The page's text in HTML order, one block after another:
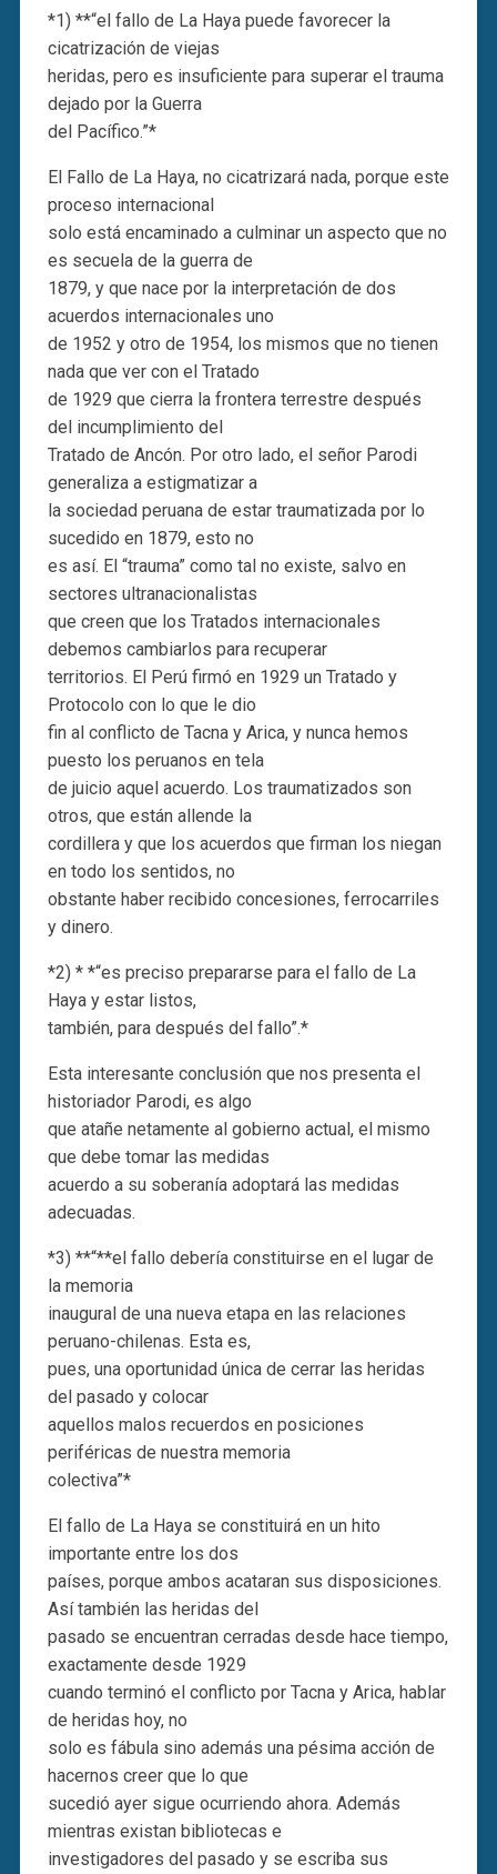
*1) **“el fallo de La Haya puede favorecer la
cicatrización de viejas
heridas, pero es insuficiente para superar el trauma
dejado por la Guerra
del Pacífico.”*
El Fallo de La Haya, no cicatrizará nada, porque este
proceso internacional
solo está encaminado a culminar un aspecto que no
es secuela de la guerra de
1879, y que nace por la interpretación de dos
acuerdos internacionales uno
de 1952 y otro de 1954, los mismos que no tienen
nada que ver con el Tratado
de 1929 que cierra la frontera terrestre después
del incumplimiento del
Tratado de Ancón. Por otro lado, el señor Parodi
generaliza a estigmatizar a
la sociedad peruana de estar traumatizada por lo
sucedido en 1879, esto no
es así. El “trauma” como tal no existe, salvo en
sectores ultranacionalistas
que creen que los Tratados internacionales
debemos cambiarlos para recuperar
territorios. El Perú firmó en 1929 un Tratado y
Protocolo con lo que le dio
fin al conflicto de Tacna y Arica, y nunca hemos
puesto los peruanos en tela
de juicio aquel acuerdo. Los traumatizados son
otros, que están allende la
cordillera y que los acuerdos que firman los niegan
en todo los sentidos, no
obstante haber recibido concesiones, ferrocarriles
y dinero.
*2) * *“es preciso prepararse para el fallo de La
Haya y estar listos,
también, para después del fallo”.*
Esta interesante conclusión que nos presenta el
historiador Parodi, es algo
que atañe netamente al gobierno actual, el mismo
que debe tomar las medidas
acuerdo a su soberanía adoptará las medidas
adecuadas.
*3) **“**el fallo debería constituirse en el lugar de
la memoria
inaugural de una nueva etapa en las relaciones
peruano-chilenas. Esta es,
pues, una oportunidad única de cerrar las heridas
del pasado y colocar
aquellos malos recuerdos en posiciones
periféricas de nuestra memoria
colectiva”*
El fallo de La Haya se constituirá en un hito
importante entre los dos
países, porque ambos acataran sus disposiciones.
Así también las heridas del
pasado se encuentran cerradas desde hace tiempo,
exactamente desde 1929
cuando terminó el conflicto por Tacna y Arica, hablar
de heridas hoy, no
solo es fábula sino además una pésima acción de
hacernos creer que lo que
sucedió ayer sigue ocurriendo ahora. Además
mientras existan bibliotecas e
investigadores del pasado y se escriba sus